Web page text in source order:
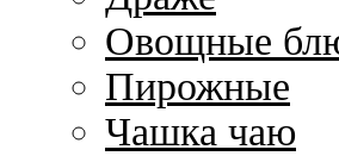
Овощные
Пирожные
Чашка чаю